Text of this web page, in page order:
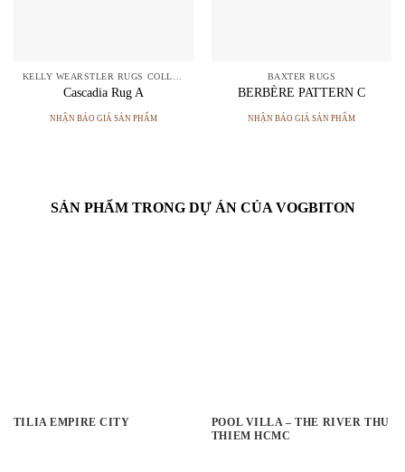
Cascadia Rug A
NHẬN BÁO GIÁ SẢN PHẨM
BAXTER RUGS
BERBÈRE PATTERN C
NHẬN BÁO GIÁ SẢN PHẨM
SẢN PHẨM TRONG DỰ ÁN CỦA VOGBITON
TILIA EMPIRE CITY
POOL VILLA – THE RIVER THU
THIEM HCMC